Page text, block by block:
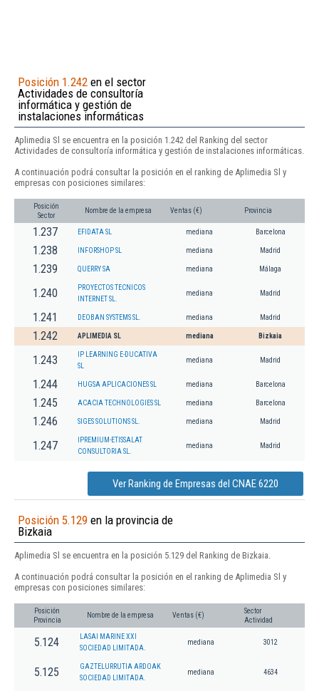
Posición 1.242 en el sector
Actividades de consultoría
informática y gestión de
instalaciones informáticas
Aplimedia Sl se encuentra en la posición 1.242 del Ranking del sector
Actividades de consultoría informática y gestión de instalaciones informáticas.
A continuación podrá consultar la posición en el ranking de Aplimedia Sl y
empresas con posiciones similares:
Posición
Sector
Nombre de la empresa Ventas (€) Provincia
1.237 EFIDATA SL mediana Barcelona
1.238 INFORSHOP SL mediana Madrid
1.239 QUERRY SA mediana Málaga
1.240
PROYECTOS TECNICOS
INTERNET SL.
mediana Madrid
1.241 DEOBAN SYSTEMS SL. mediana Madrid
1.242 APLIMEDIA SL mediana Bizkaia
1.243
IP LEARNING E-DUCATIVA
SL
mediana Madrid
1.244 HUGSA APLICACIONES SL mediana Barcelona
1.245 ACACIA TECHNOLOGIES SL mediana Barcelona
1.246 SIGES SOLUTIONS SL. mediana Madrid
1.247
IPREMIUM-ETISSALAT
CONSULTORIA SL.
mediana Madrid
Ver Ranking de Empresas del CNAE 6220
Posición 5.129 en la provincia de
Bizkaia
Aplimedia Sl se encuentra en la posición 5.129 del Ranking de Bizkaia.
A continuación podrá consultar la posición en el ranking de Aplimedia Sl y
empresas con posiciones similares:
Posición
Provincia
Nombre de la empresa Ventas (€)
Sector
Actividad
5.124
LASAI MARINE XXI
SOCIEDAD LIMITADA.
mediana 3012
5.125
GAZTELURRUTIA ARDOAK
SOCIEDAD LIMITADA.
mediana 4634